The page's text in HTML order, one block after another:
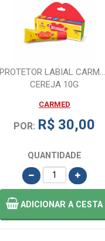
PROTETOR LABIAL CARMED
CEREJA 10G
CARMED
POR: R$ 30,00
QUANTIDADE
ADICIONARA CESTA